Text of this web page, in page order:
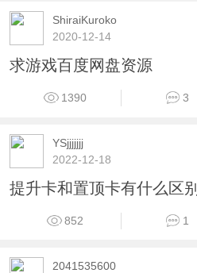
ShiraiKuroko
2020-12-14
求游戏百度网盘资源
1390 3
YSjjjjjjj
2022-12-18
提升卡和置顶卡有什么区别
852 1
2041535600